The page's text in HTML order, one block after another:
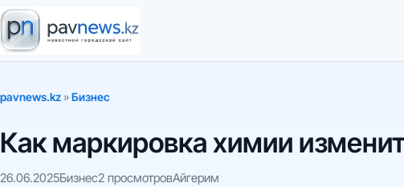
pavnews.kz »Бизнес
Как маркировка химии
26.06.2025Бизнес2 просмотровАйгерим